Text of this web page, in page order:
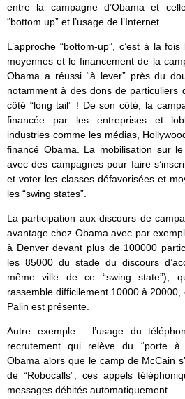
entre la campagne d’Obama et
“bottom up” et l’usage de l’Internet.
L’approche “bottom-up”, c’est à la
moyennes et le financement de la
Obama a réussi “à lever” près du
notamment à des dons de particuliers
côté “long tail” ! De son côté, la
financée par les entreprises et
industries comme les médias,
financé Obama. La mobilisation sur
avec des campagnes pour faire
et voter les classes défavorisées et
les “swing states”.
La participation aux discours de
avantage chez Obama avec par
à Denver devant plus de 100000
les 85000 du stade du discours
même ville de ce “swing state”),
rassemble difficilement 10000 à
Palin est présente.
Autre exemple : l’usage du
recrutement qui relève du “porte à
Obama alors que le camp de McCain
de “Robocalls”, ces appels
messages débités automatiquement.